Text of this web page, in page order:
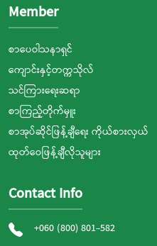
Member
စာပေဝါသနာရှင်
ကျောင်းနှင့်တက္ကသိုလ်
သင်ကြားရေးဆရာ
စာကြည့်တိုက်မှူး
စာအုပ်ဆိုင်ဖြန့်ချီရေး ကိုယ်စားလှယ်
ထုတ်ဝေဖြန့်ချီလိုသူများ
Contact Info
+060 (800) 801-582